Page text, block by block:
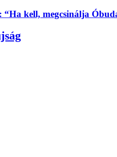
kell, megcsinálja